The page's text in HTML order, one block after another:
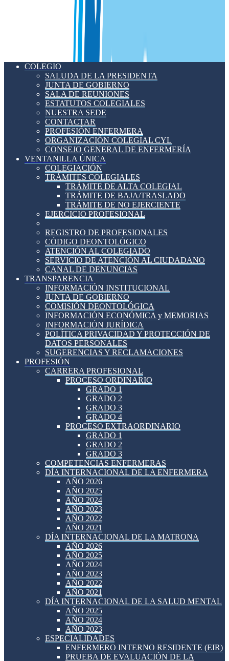
COLEGIO
SALUDA DE LA PRESIDENTA
JUNTA DE GOBIERNO
SALA DE REUNIONES
ESTATUTOS COLEGIALES
NUESTRA SEDE
CONTACTAR
PROFESIÓN ENFERMERA
ORGANIZACIÓN COLEGIAL CYL
CONSEJO GENERAL DE ENFERMERÍA
VENTANILLA ÚNICA
COLEGIACIÓN
TRÁMITES COLEGIALES
TRÁMITE DE ALTA COLEGIAL
TRÁMITE DE BAJA/TRASLADO
TRÁMITE DE NO EJERCIENTE
EJERCICIO PROFESIONAL
REGISTRO DE PROFESIONALES
CÓDIGO DEONTOLÓGICO
ATENCIÓN AL COLEGIADO
SERVICIO DE ATENCIÓN AL CIUDADANO
CANAL DE DENUNCIAS
TRANSPARENCIA
INFORMACIÓN INSTITUCIONAL
JUNTA DE GOBIERNO
COMISIÓN DEONTOLÓGICA
INFORMACIÓN ECONÓMICA y MEMORIAS
INFORMACIÓN JURÍDICA
POLÍTICA PRIVACIDAD Y PROTECCIÓN DE
DATOS PERSONALES
SUGERENCIAS Y RECLAMACIONES
PROFESIÓN
CARRERA PROFESIONAL
PROCESO ORDINARIO
GRADO 1
GRADO 2
GRADO 3
GRADO 4
PROCESO EXTRAORDINARIO
GRADO 1
GRADO 2
GRADO 3
COMPETENCIAS ENFERMERAS
DÍA INTERNACIONAL DE LA ENFERMERA
AÑO 2026
AÑO 2025
AÑO 2024
AÑO 2023
AÑO 2022
AÑO 2021
DÍA INTERNACIONAL DE LA MATRONA
AÑO 2026
AÑO 2025
AÑO 2024
AÑO 2023
AÑO 2022
AÑO 2021
DÍA INTERNACIONAL DE LA SALUD MENTAL
AÑO 2025
AÑO 2024
AÑO 2023
ESPECIALIDADES
ENFERMERO INTERNO RESIDENTE (EIR)
PRUEBA DE EVALUACIÓN DE LA